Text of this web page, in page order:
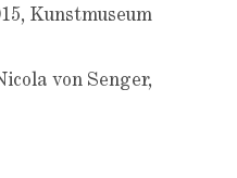
Kunstmuseum
von Senger,